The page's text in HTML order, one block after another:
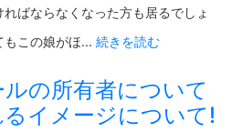
ればならなくなった方も居るでしょ
もこの娘がほ... 続きを読む
の所有者について
イメージについて!